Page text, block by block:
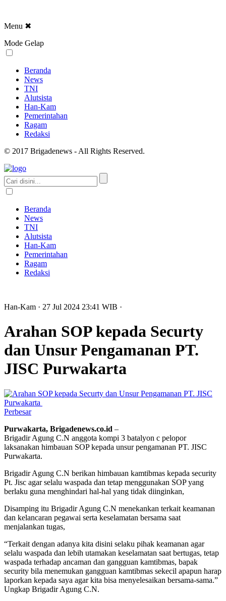
Menu ✖
Mode Gelap
Beranda
News
TNI
Alutsista
Han-Kam
Pemerintahan
Ragam
Redaksi
© 2017 Brigadenews - All Rights Reserved.
Beranda
News
TNI
Alutsista
Han-Kam
Pemerintahan
Ragam
Redaksi
Han-Kam · 27 Jul 2024 23:41 WIB ·
Arahan SOP kepada Securty
dan Unsur Pengamanan PT.
JISC Purwakarta
Perbesar
Purwakarta, Brigadenews.co.id –
Brigadir Agung C.N anggota kompi 3 batalyon c pelopor
laksanakan himbauan SOP kepada unsur pengamanan PT. JISC
Purwakarta.
Brigadir Agung C.N berikan himbauan kamtibmas kepada security
Pt. Jisc agar selalu waspada dan tetap menggunakan SOP yang
berlaku guna menghindari hal-hal yang tidak diinginkan,
Disamping itu Brigadir Agung C.N menekankan terkait keamanan
dan kelancaran pegawai serta keselamatan bersama saat
menjalankan tugas,
“Terkait dengan adanya kita disini selaku pihak keamanan agar
selalu waspada dan lebih utamakan keselamatan saat bertugas, tetap
waspada terhadap ancaman dan gangguan kamtibmas, bapak
security bila menemukan gangguan kamtibmas sekecil apapun harap
laporkan kepada saya agar kita bisa menyelesaikan bersama-sama.”
Ungkap Brigadir Agung C.N.